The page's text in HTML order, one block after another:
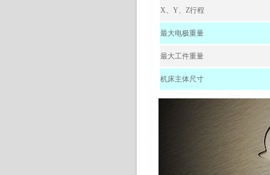
X、 Y、 Z行程
最大电极重量
最大工件重量
机床主体尺寸